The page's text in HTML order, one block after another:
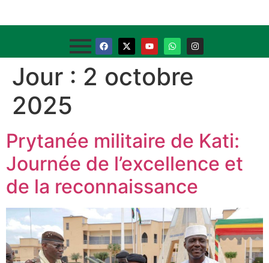
Jour : 2 octobre
2025
Prytanée militaire de Kati:
Journée de l’excellence et
de la reconnaissance